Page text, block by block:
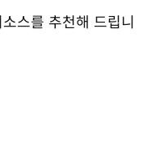
스를 추천해 드립니